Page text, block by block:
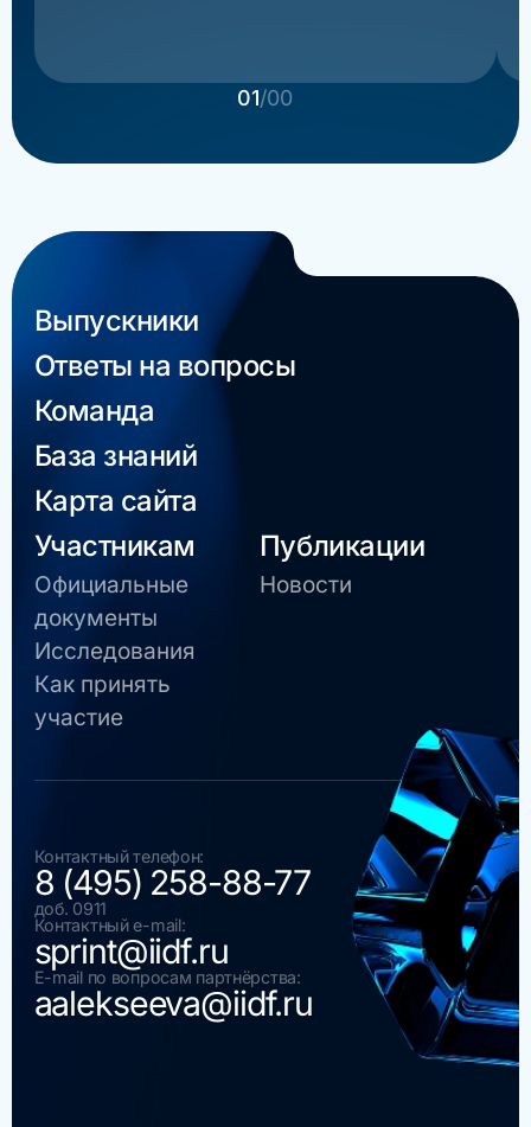
01/00
Выпускники
Ответы на вопросы
Команда
База знаний
Карта сайта
Участникам
Официальные
документы
Исследования
Как принять
участие
Публикации
Новости
Контактный телефон:
8 (495) 258-88-77
доб. 0911
Контактный e-mail:
sprint@iidf.ru
E-mail по вопросам партнёрства:
aalekseeva@iidf.ru